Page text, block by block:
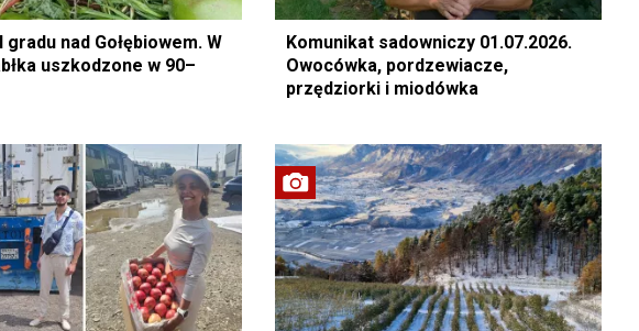
nad Gołębiowem. W
uszkodzone w 90–
Komunikat sadowniczy 01.07.2026.
Owocówka, pordzewiacze,
przędziorki i miodówka